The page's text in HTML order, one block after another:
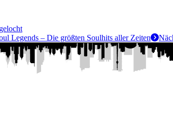
Legends – Die größten Soulhits aller Zeiten